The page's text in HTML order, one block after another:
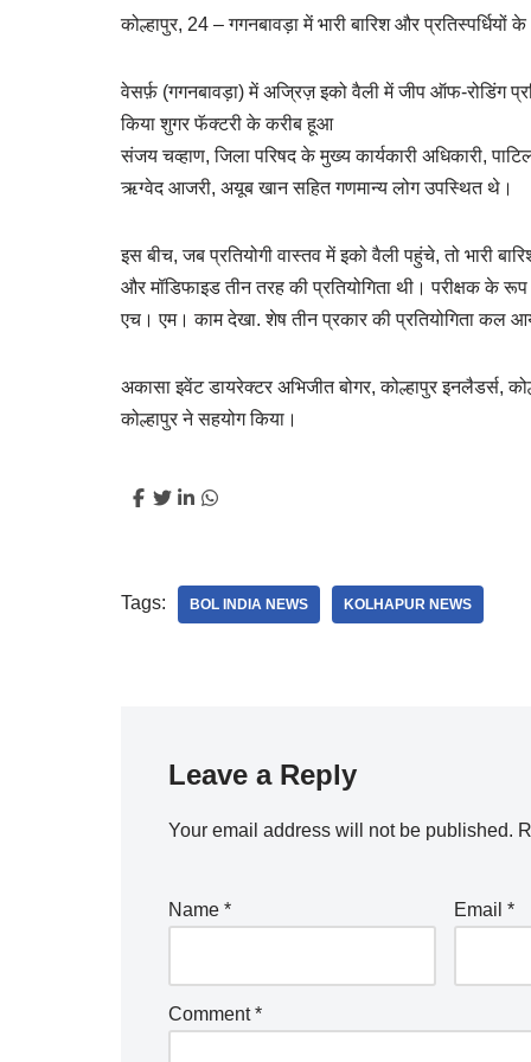
कोल्हापुर, 24 – गगनबावड़ा में भारी बारिश और
वेसर्फ़ (गगनबावड़ा) में अज्रिज़ इको वैली में जीप ऑफ-रोडिंग
किया शुगर फॅक्टरी के करीब हूआ
संजय चव्हाण, जिला परिषद के मुख्य कार्यकारी अधिकारी,
ऋग्वेद आजरी, अयूब खान सहित गणमान्य लोग उपस्थित थे।
इस बीच, जब प्रतियोगी वास्तव में इको वैली पहुंचे, तो भारी
और मॉडिफाइड तीन तरह की प्रतियोगिता थी। परीक्षक के
एच। एम। काम देखा. शेष तीन प्रकार की प्रतियोगिता कल
अकासा इवेंट डायरेक्टर अभिजीत बोगर, कोल्हापुर इनलैडर्स,
कोल्हापुर ने सहयोग किया।
Tags: BOL INDIA NEWS KOLHAPUR NEWS
Leave a Reply
Your email address will not be published.
Name * Email*
Comment*